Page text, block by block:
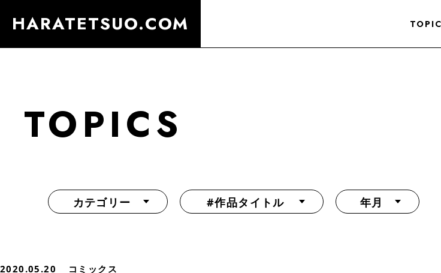
HARATETSUO.COM
TOPICS
カテゴリー #作品タイトル 年月
2020.05.20 コミックス